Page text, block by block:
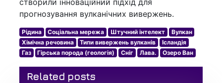
створили інноваційний підхід для
прогнозування вулканічних вивержень.
Рідина Соціальна мережа Штучний інтелект
Вулкан
Хімічна речовина
Типи вивержень вулканів
Ісландія
Газ
Гірська порода (геологія) Сніг Лава. Озеро Ван
Related posts